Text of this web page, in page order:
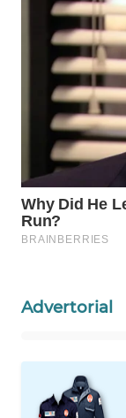
Advertorial
WN
MANDALIKA
WN
LIKUPANG
WN
LABUANBAJO
WN
Wahana
WAHANA
NEWS